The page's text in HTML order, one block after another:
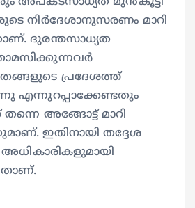
നിർദേശാനുസരണം മാറി
ദുരന്തസാധ്യത
പ്രദേശത്ത്
എന്നുറപ്പാക്കേണ്ടതും
അങ്ങോട്ട് മാറി
ഇതിനായി തദ്ദേശ